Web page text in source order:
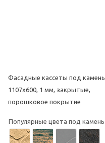
Фасадные кассеты под камень
1107х600, 1 мм, закрытые,
порошковое покрытие
Популярные цвета под камень